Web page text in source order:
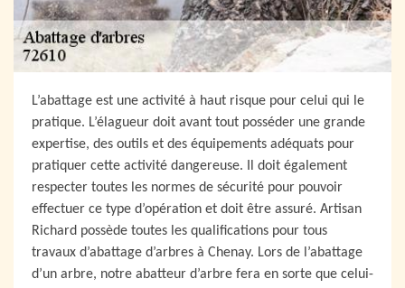
L’abattage est une activité à haut risque pour celui qui le
pratique. L’élagueur doit avant tout posséder une grande
expertise, des outils et des équipements adéquats pour
pratiquer cette activité dangereuse. Il doit également
respecter toutes les normes de sécurité pour pouvoir
effectuer ce type d’opération et doit être assuré. Artisan
Richard possède toutes les qualifications pour tous
travaux d’abattage d’arbres à Chenay. Lors de l’abattage
d’un arbre, notre abatteur d’arbre fera en sorte que celui-